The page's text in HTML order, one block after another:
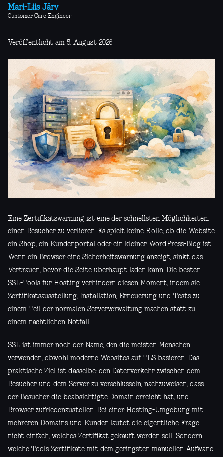
Mari-Liis Järv
Customer Care Engineer
Veröffentlicht am 5. August 2026
Eine Zertifikatswarnung ist eine der schnellsten Möglichkeiten,
einen Besucher zu verlieren. Es spielt keine Rolle, ob die Website
ein Shop, ein Kundenportal oder ein kleiner WordPress-Blog ist.
Wenn ein Browser eine Sicherheitswarnung anzeigt, sinkt das
Vertrauen, bevor die Seite überhaupt laden kann. Die besten
SSL-Tools für Hosting verhindern diesen Moment, indem sie
Zertifikatsausstellung, Installation, Erneuerung und Tests zu
einem Teil der normalen Serververwaltung machen statt zu
einem nächtlichen Notfall.
SSL ist immer noch der Name, den die meisten Menschen
verwenden, obwohl moderne Websites auf TLS basieren. Das
praktische Ziel ist dasselbe: den Datenverkehr zwischen dem
Besucher und dem Server zu verschlüsseln, nachzuweisen, dass
der Besucher die beabsichtigte Domain erreicht hat, und
Browser zufriedenzustellen. Bei einer Hosting-Umgebung mit
mehreren Domains und Kunden lautet die eigentliche Frage
nicht einfach, welches Zertifikat gekauft werden soll. Sondern
welche Tools Zertifikate mit dem geringsten manuellen Aufwand